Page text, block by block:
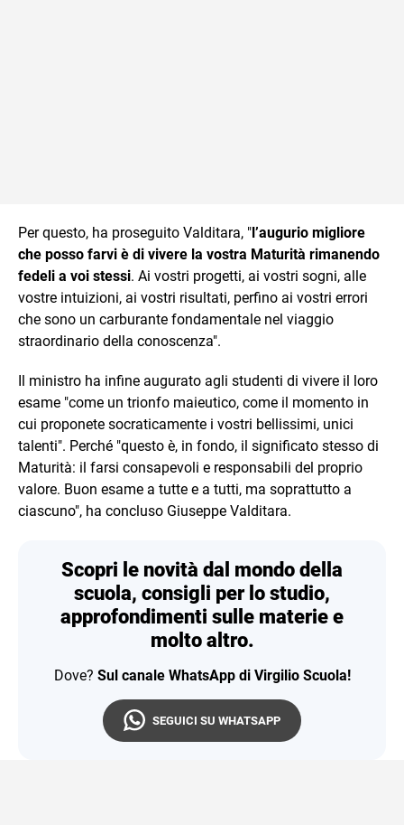
Per questo, ha proseguito Valditara, "l’augurio migliore
che posso farvi è di vivere la vostra Maturità rimanendo
fedeli a voi stessi. Ai vostri progetti, ai vostri sogni, alle
vostre intuizioni, ai vostri risultati, perfino ai vostri errori
che sono un carburante fondamentale nel viaggio
straordinario della conoscenza".
Il ministro ha infine augurato agli studenti di vivere il loro
esame "come un trionfo maieutico, come il momento in
cui proponete socraticamente i vostri bellissimi, unici
talenti". Perché "questo è, in fondo, il significato stesso di
Maturità: il farsi consapevoli e responsabili del proprio
valore. Buon esame a tutte e a tutti, ma soprattutto a
ciascuno", ha concluso Giuseppe Valditara.
Scopri le novità dal mondo della
scuola, consigli per lo studio,
approfondimenti sulle materie e
molto altro.
Dove? Sul canale WhatsApp di Virgilio Scuola!
SEGUICI SU WHATSAPP